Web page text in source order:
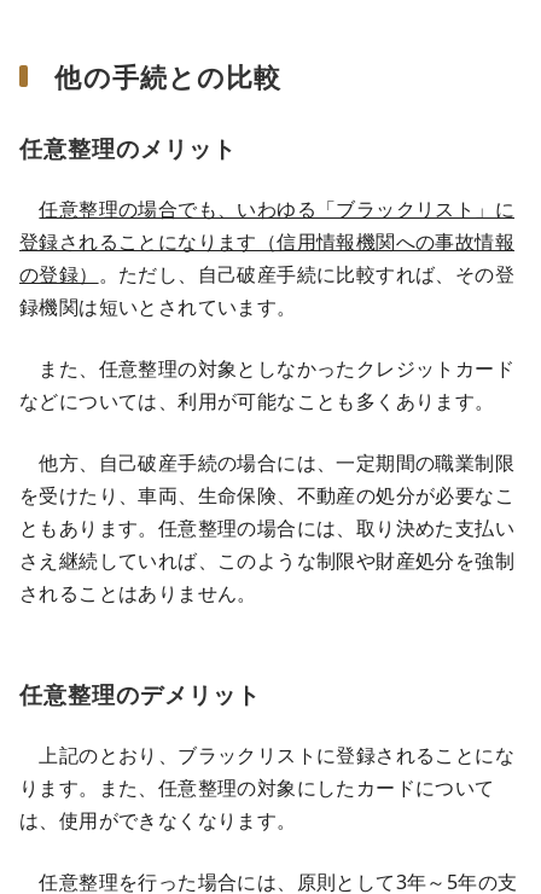
他の手続との比較
任意整理のメリット
任意整理の場合でも、いわゆる「ブラックリスト」に
登録されることになります（信用情報機関への事故情報
の登録） 。ただし、自己破産手続に比較すれば、その登
録機関は短いとされています。
また、任意整理の対象としなかったクレジットカード
などについては、利用が可能なことも多くあります。
他方、自己破産手続の場合には、一定期間の職業制限
を受けたり、車両、生命保険、不動産の処分が必要なこ
ともあります。任意整理の場合には、取り決めた支払い
さえ継続していれば、このような制限や財産処分を強制
されることはありません。
任意整理のデメリット
上記のとおり、ブラックリストに登録されることにな
ります。また、任意整理の対象にしたカードについて
は、使用ができなくなります。
任意整理を行った場合には、原則として3年～5年の支